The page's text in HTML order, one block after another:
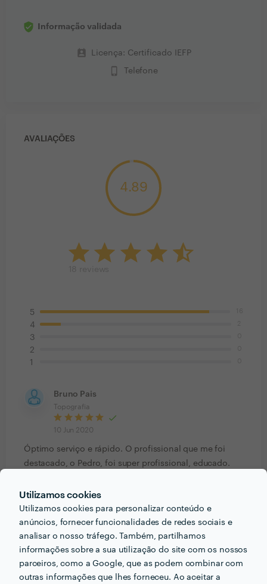
Utilizamos cookies
Utilizamos cookies para personalizar conteúdo e
anúncios, fornecer funcionalidades de redes sociais e
analisar o nosso tráfego. Também, partilhamos
informações sobre a sua utilização do site com os nossos
parceiros, como a Google, que as podem combinar com
outras informações que lhes forneceu. Ao aceitar a
Informação validada
perm_contact_calendar Licença: Certificado IEFP
phone_iphone Telefone
AVALIAÇÕES
4.89
5
4
3
2
1
Bruno Pais
Topografia
10 Jun 2020
Óptimo serviço e rápido. O profissional que me foi
destacado, o Pedro, foi super profissional, educado.
fosse necessário. Muito obrigado.
João Rodrigues
Topografia
20 Mai 2020
Profissional competente e cumpridor.